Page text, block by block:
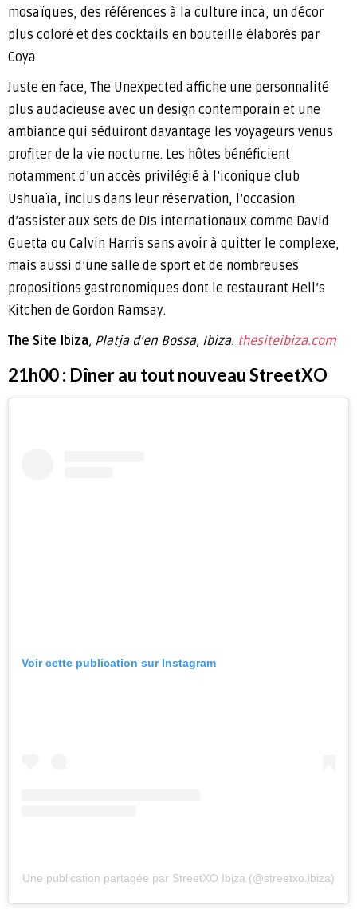
mosaïques, des références à la culture inca, un décor
plus coloré et des cocktails en bouteille élaborés par
Coya.
Juste en face, The Unexpected affiche une personnalité
plus audacieuse avec un design contemporain et une
ambiance qui séduiront davantage les voyageurs venus
profiter de la vie nocturne. Les hôtes bénéficient
notamment d’un accès privilégié à l’iconique club
Ushuaïa, inclus dans leur réservation, l’occasion
d’assister aux sets de DJs internationaux comme David
Guetta ou Calvin Harris sans avoir à quitter le complexe,
mais aussi d’une salle de sport et de nombreuses
propositions gastronomiques dont le restaurant Hell’s
Kitchen de Gordon Ramsay.
The Site Ibiza, Platja d’en Bossa, Ibiza. thesiteibiza.com
21h00 : Dîner au tout nouveau StreetXO
Voir cette publication sur Instagram
Une publication partagée par StreetXO Ibiza (@streetxo.ibiza)